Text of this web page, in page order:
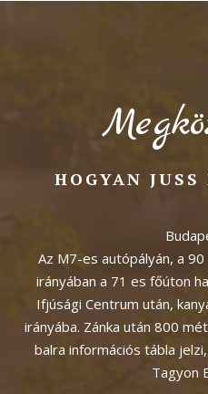
HOGYAN
Az M7-es autópályán, a
irányában a 71 es főúton
Ifjúsági Centrum után,
irányába. Zánka után 800
balra információs tábla
Tagyon